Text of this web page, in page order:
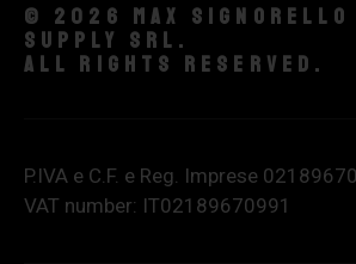
© 2026 Max
supply srl.
All rights reserved.
P.IVA e C.F. e Reg. Imprese
VAT number: IT02189670991